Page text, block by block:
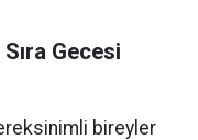
Gecesi
bireyler